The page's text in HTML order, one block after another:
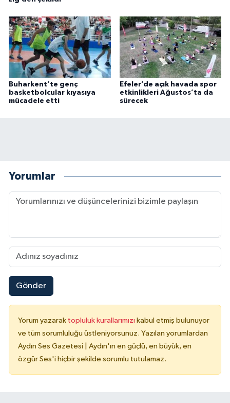
Buharkent’te genç
basketbolcular kıyasıya
mücadele etti
Efeler’de açık havada spor
etkinlikleri Ağustos’ta da
sürecek
Yorumlar
Gönder
Yorum yazarak topluluk kurallarımızı kabul etmiş bulunuyor
ve tüm sorumluluğu üstleniyorsunuz. Yazılan yorumlardan
Aydın Ses Gazetesi | Aydın'ın en güçlü, en büyük, en
özgür Ses'i hiçbir şekilde sorumlu tutulamaz.